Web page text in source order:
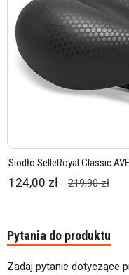
Siodło SelleRoyal Classic
124,00 zł 219,90 zł
Pytania do produktu
Zadaj pytanie dotyczące